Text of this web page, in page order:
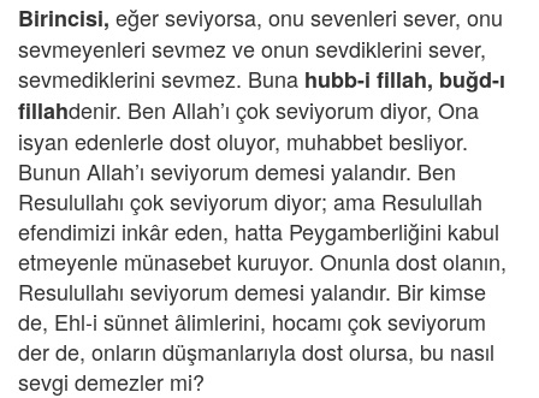
Birincisi, eğer seviyorsa, onu sevenleri sever, onu
sevmeyenleri sevmez ve onun sevdiklerini sever,
sevmediklerini sevmez. Buna hubb-i fillah, buğd-ı
fillahdenir. Ben Allah’ı çok seviyorum diyor, Ona
isyan edenlerle dost oluyor, muhabbet besliyor.
Bunun Allah’ı seviyorum demesi yalandır. Ben
Resulullahı çok seviyorum diyor; ama Resulullah
efendimizi inkâr eden, hatta Peygamberliğini kabul
etmeyenle münasebet kuruyor. Onunla dost olanın,
Resulullahı seviyorum demesi yalandır. Bir kimse
de, Ehl-i sünnet âlimlerini, hocamı çok seviyorum
der de, onların düşmanlarıyla dost olursa, bu nasıl
sevgi demezler mi?